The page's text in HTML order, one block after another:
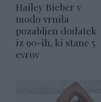
Hailey Bieber v
modo vrnila
pozabljen dodatek
iz 90-ih, ki stane 5
evrov